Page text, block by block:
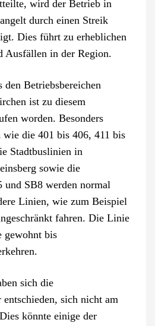
wird der Betrieb in
durch einen Streik
Dies führt zu erheblichen
Ausfällen in der Region.
den Betriebsbereichen
ist zu diesem
worden. Besonders
die 401 bis 406, 411 bis
Stadtbuslinien in
sowie die
und SB8 werden normal
Linien, wie zum Beispiel
fahren. Die Linie
gewohnt bis
sich die
sich nicht am
könnte einige der